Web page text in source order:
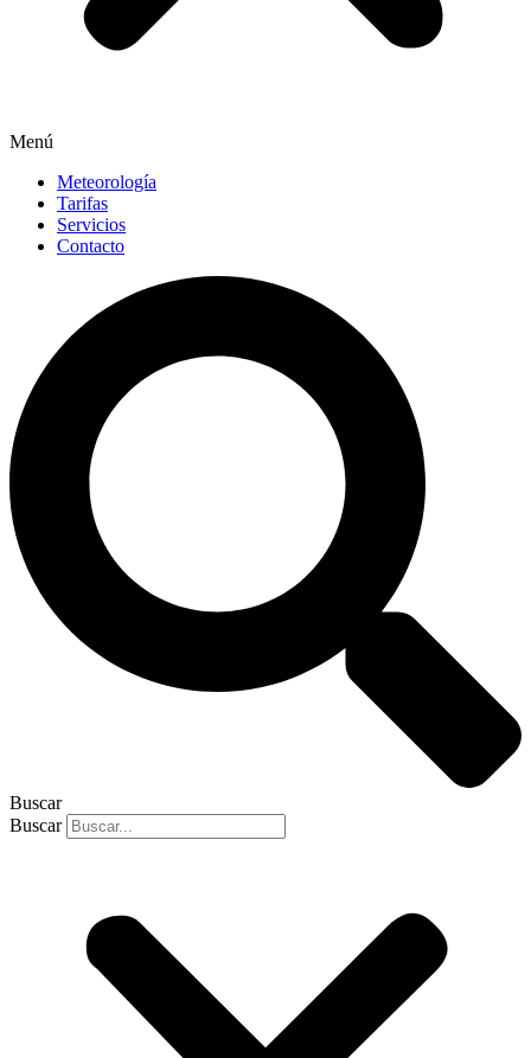
Menú
Meteorología
Tarifas
Servicios
Contacto
Buscar
Buscar